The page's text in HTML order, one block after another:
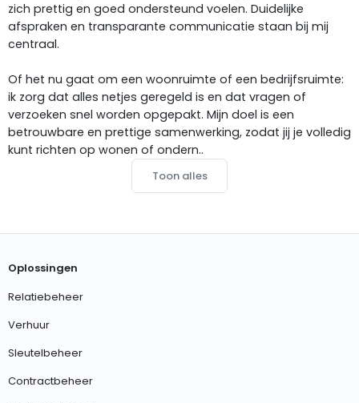
zich prettig en goed ondersteund voelen. Duidelijke
afspraken en transparante communicatie staan bij mij
centraal.
Of het nu gaat om een woonruimte of een bedrijfsruimte:
ik zorg dat alles netjes geregeld is en dat vragen of
verzoeken snel worden opgepakt. Mijn doel is een
betrouwbare en prettige samenwerking, zodat jij je volledig
kunt richten op wonen of ondern..
Toon alles
Oplossingen
Relatiebeheer
Verhuur
Sleutelbeheer
Contractbeheer